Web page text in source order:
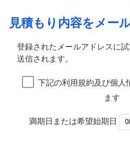
見積もり内容をメー
登録されたメールアドレスに
送信されます。
下記の利用規約及び個人
ます
満期日または希望始期日